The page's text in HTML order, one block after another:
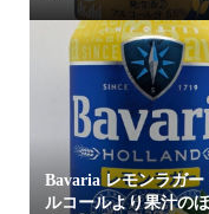
Bavaria レモンラガー
ルコールより果汁の